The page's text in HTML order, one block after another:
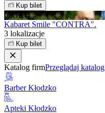
Kup bilet
06GRU
Kabaret Smile "CONTRA".
3 lokalizacje
Kup bilet
Katalog firmPrzeglądaj
Barber Kłodzko
Apteki Kłodzko